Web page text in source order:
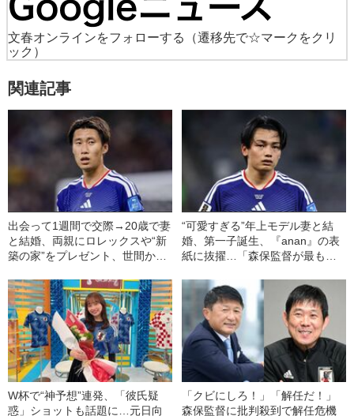
文春オンラインをフォローする
（遷移先で☆マークをクリ
ック）
関連記事
出会って1週間で交際→20歳で妻
と結婚、両親にロレックスや“新
築の家”をプレゼント、世間から
ざる家族愛”《W杯で2得点の大
活躍》
“可愛すぎる”年上モデル妻と結
婚、第一子誕生、『anan』の表
紙に抜擢…「森保監督が最も期
ら“復活”できたワケ《チュニジア
戦で2得点》
W杯で“神予想”連発、「彼氏疑
惑」ショットも話題に…元日向
「クビにしろ！」「解任だ！」
森保監督に批判殺到で解任危機